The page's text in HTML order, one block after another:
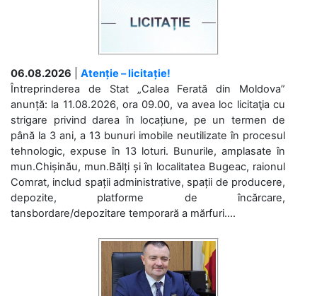
06.08.2026
Atenție – licitație!
Întreprinderea de Stat „Calea Ferată din Moldova”
anunță: la 11.08.2026, ora 09.00, va avea loc licitaţia cu
strigare privind darea în locațiune, pe un termen de
până la 3 ani, a 13 bunuri imobile neutilizate în procesul
tehnologic, expuse în 13 loturi. Bunurile, amplasate în
mun.Chișinău, mun.Bălți și în localitatea Bugeac, raionul
Comrat, includ spații administrative, spații de producere,
depozite, platforme de încărcare,
tansbordare/depozitare temporară a mărfuri....